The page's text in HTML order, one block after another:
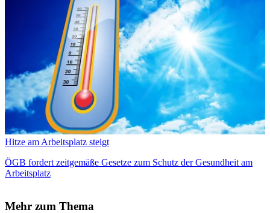
Hitze am Arbeitsplatz steigt
ÖGB fordert zeitgemäße Gesetze zum Schutz der Gesundheit am
Arbeitsplatz
Mehr zum Thema